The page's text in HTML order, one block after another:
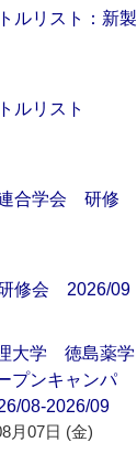
ルリスト：新製
ルリスト
合学会 研修
修会 2026/09
大学 徳島薬学
ンキャンパ
08-2026/09
月07日 (金)